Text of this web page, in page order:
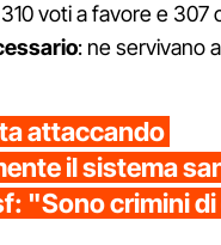
voti a favore e 307
: ne servivano
attaccando
il sistema
"Sono crimini